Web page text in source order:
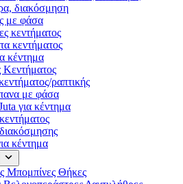
διακόσμηση
με φάσα
κεντήματος
κεντήματος
κέντημα
Κεντήματος
ραπτικής
με φάσα
για κέντημα
κέντημα
Μπομπίνες Θήκες